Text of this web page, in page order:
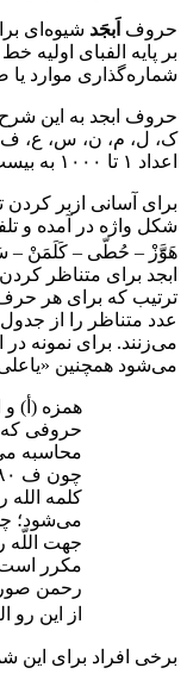
حروف اَبجَد شیوه‌ای
بر پایه الفبای اولیه
شماره‌گذاری موارد
حروف ابجد به این
ک، ل، م، ن، س، ع،
اعداد ۱ تا ۱۰۰۰ به بیست و هشت حرف تقسیم شده‌است.
برای آسانی ازبر
شکل واژه در آمده و
هَوََّزْ – حُطّی – کَلَمَنْ
ابجد برای متناظر
ترتیب که برای هر حرف
عدد متناظر را از
می‌شود همچنین «یاعلی» برابر
حروفی
جهت اللّه
مکرر است
رحمن
از این رو اله عدد ۳۶
برخی افراد برای این